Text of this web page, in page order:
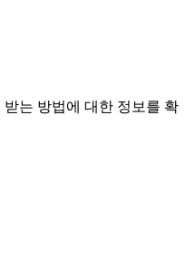
받는 방법에 대한 정보를 확